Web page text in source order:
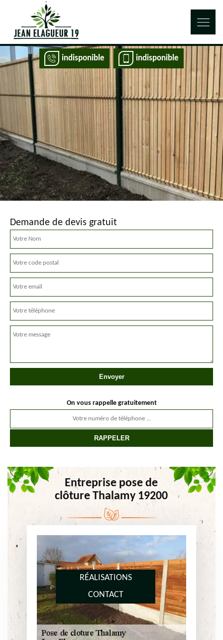
indisponible indisponible
RÉALISATIONS
CONTACT
Demande de devis gratuit
On vous rappelle gratuitement
Entreprise pose de
clôture Thalamy 19200